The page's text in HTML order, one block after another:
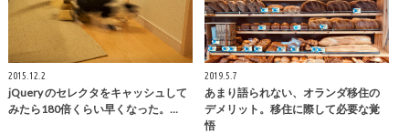
2015.12.2
jQuery のセレクタをキャッシュして
みたら180倍くらい早くなった。…
2019.5.7
あまり語られない、オランダ移住の
デメリット。移住に際して必要な覚
悟